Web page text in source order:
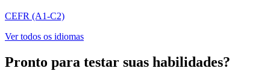
CEFR (A1-C2)
Ver todos os idiomas
Pronto para testar suas habilidades?